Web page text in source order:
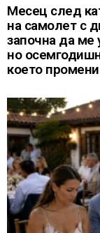
Месец след
на самолет с
започна да
но
което